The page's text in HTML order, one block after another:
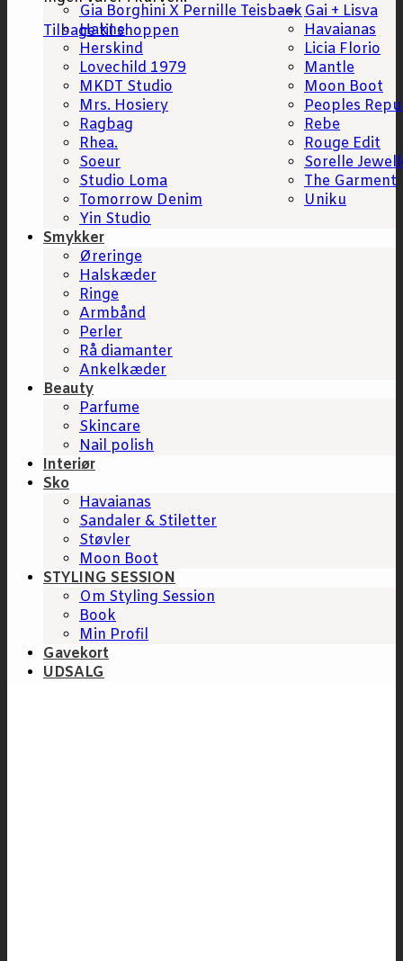
Tilbage til shoppen
Gia Borghini X Pernille Teisbaek Gai + Lisva
Hakne
Havaianas
Herskind
Licia Florio
Lovechild 1979
Mantle
MKDT Studio
Moon Boot
Mrs. Hosiery
Peoples
Ragbag
Rebe
Rhea.
Rouge Edit
Soeur
Sorelle
Studio Loma
The Garment
Tomorrow Denim
Uniku
Yin Studio
Smykker
Øreringe
Halskæder
Ringe
Armbånd
Perler
Rå diamanter
Ankelkæder
Beauty
Parfume
Skincare
Nail polish
Interiør
Sko
Havaianas
Sandaler & Stiletter
Støvler
Moon Boot
STYLING SESSION
Om Styling Session
Book
Min Profil
Gavekort
UDSALG